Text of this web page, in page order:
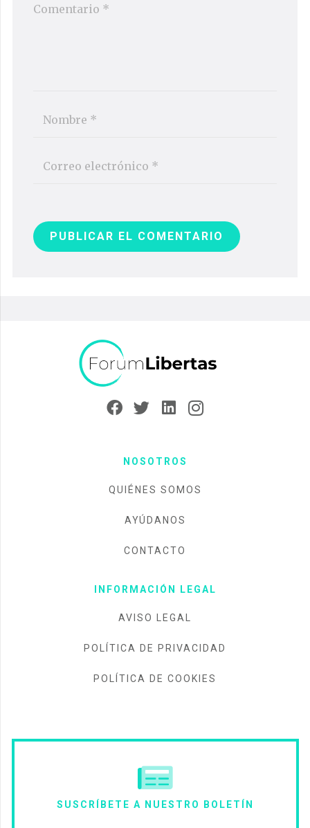
PUBLICAR EL COMENTARIO
NOSOTROS
QUIÉNES SOMOS
AYÚDANOS
CONTACTO
INFORMACIÓN LEGAL
AVISO LEGAL
POLÍTICA DE PRIVACIDAD
POLÍTICA DE COOKIES
SUSCRÍBETE A NUESTRO BOLETÍN